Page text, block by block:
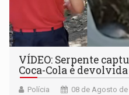
VÍDEO: Serpente
Coca-Cola é
Polícia 08 de Agosto de